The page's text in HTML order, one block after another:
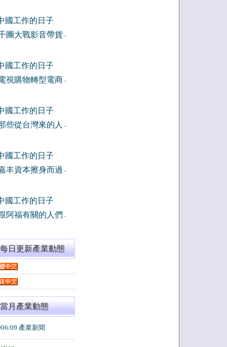
國工作的日子
團大戰影音帶貨 -
國工作的日子
視購物轉型電商 -
國工作的日子
些從台灣來的人
-
國工作的日子
丰資本擦身而過 -
國工作的日子
阿福有關的人們 -
日更新產業動態
當月產業動態
09 產業新聞